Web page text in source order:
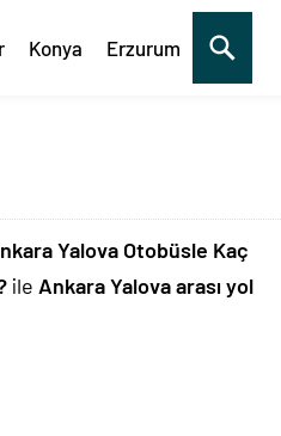
Konya Erzurum
Yalova Otobüsle Kaç
ile Ankara Yalova arası yol